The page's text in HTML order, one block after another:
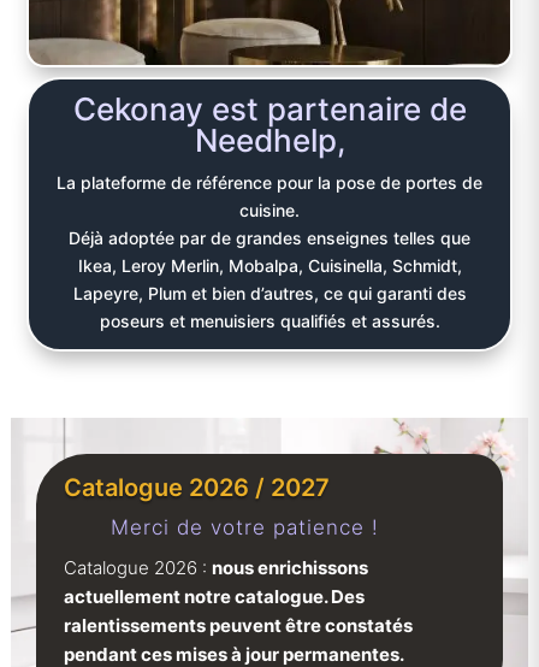
Cekonay est partenaire de
Needhelp,
La plateforme de référence pour la pose de portes de
cuisine.
Déjà adoptée par de grandes enseignes telles que
Ikea, Leroy Merlin, Mobalpa, Cuisinella, Schmidt,
Lapeyre, Plum et bien d’autres, ce qui garanti des
poseurs et menuisiers qualifiés et assurés.
Catalogue 2026 / 2027
Merci de votre patience !
Catalogue 2026 : nous enrichissons
actuellement notre catalogue. Des
ralentissements peuvent être constatés
pendant ces mises à jour permanentes.